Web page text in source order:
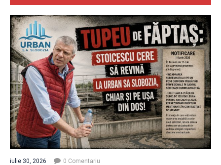
iulie 30, 2026 0 Comentariu